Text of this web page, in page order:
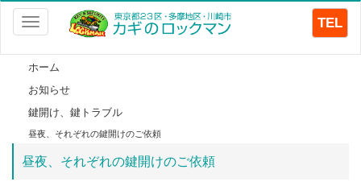
Toggle
navigation
TEL
ホーム
お知らせ
鍵開け、鍵トラブル
昼夜、それぞれの鍵開けのご依頼
昼夜、それぞれの鍵開けのご依頼